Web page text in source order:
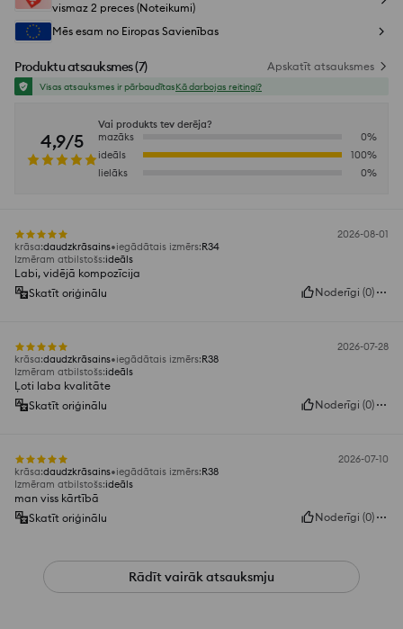
vismaz 2 preces (Noteikumi)
Mēs esam no Eiropas Savienības
Produktu atsauksmes(7) Apskatīt atsauksmes
Visas atsauksmes ir pārbaudītasKā darbojas reitingi?
4,9/5
Vai produkts tev derēja?
mazāks
0%
ideāls
100%
lielāks
0%
2026-08-01
krāsa:daudzkrāsains iegādātais izmērs:R34
Izmēram atbilstošs:ideāls
Labi, vidējā kompozīcija
Skatīt oriģinālu
Noderīgi (0)
2026-07-28
krāsa:daudzkrāsains iegādātais izmērs:R38
Izmēram atbilstošs:ideāls
Ļoti laba kvalitāte
Skatīt oriģinālu
Noderīgi (0)
2026-07-10
krāsa:daudzkrāsains iegādātais izmērs:R38
Izmēram atbilstošs:ideāls
man viss kārtībā
Skatīt oriģinālu
Noderīgi (0)
Rādīt vairāk atsauksmju